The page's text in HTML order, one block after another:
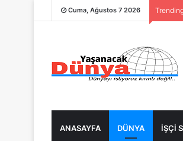
Cuma, Ağustos 7 2026
ANASAYFA DÜNYA İŞÇİ